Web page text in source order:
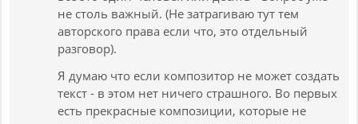
не столь важный. (Не затрагиваю тут тем
авторского права если что, это отдельный
разговор).
Я думаю что если композитор не может создать
текст - в этом нет ничего страшного. Во первых
есть прекрасные композиции, которые не